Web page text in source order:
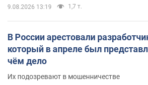
9.08.2026 13:19 1,7 т.
В России арестовали
который в апреле был
чём дело
Их подозревают в мошенничестве